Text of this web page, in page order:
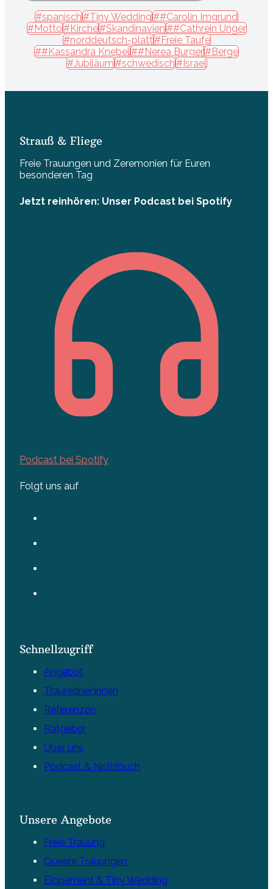
#spanisch#Tiny Wedding##Carolin Imgrund
#Motto#Kirche#Skandinavien##Cathrein Unger
#norddeutsch-platt#Freie Taufe
##Kassandra Knebel##Nerea Burger#Berge
#Jubiläum#schwedisch#Israel
Strauß & Fliege
Freie Trauungen und Zeremonien für Euren
besonderen Tag
Jetzt reinhören: Unser Podcast bei Spotify
Podcast bei Spotify
Folgt uns auf
Schnellzugriff
Angebot
Trauredner:innen
Referenzen
Ratgeber
Über uns
Podcast & Notizbuch
Unsere Angebote
Freie Trauung
Queere Trauungen
Elopement & Tiny Wedding